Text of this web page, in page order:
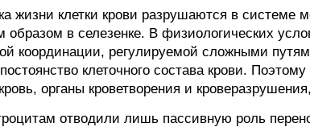
жизни клетки крови разрушаются в системе
образом в селезенке. В физиологических
координации, регулируемой сложными
клеточного состава крови.
органы кроветворения и
отводили лишь пассивную роль